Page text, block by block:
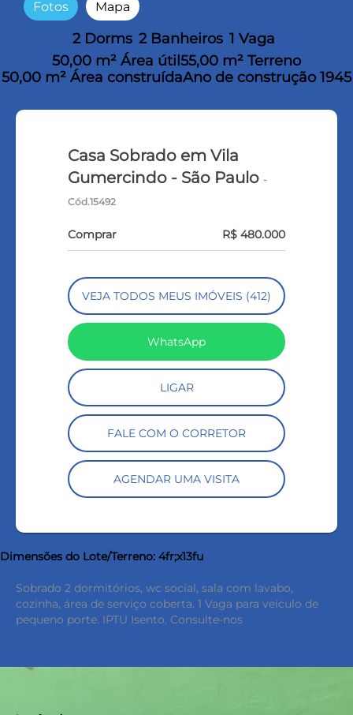
Fotos Mapa
2 Dorms 2 Banheiros 1 Vaga
50,00 m² Área útil55,00 m² Terreno
50,00 m² Área construídaAno de construção 1945
Casa Sobrado em Vila
Gumercindo - São Paulo-
Cód.15492
Comprar R$ 480.000
VEJA TODOS MEUS IMÓVEIS (412)
WhatsApp
LIGAR
FALE COM O CORRETOR
AGENDAR UMA VISITA
Dimensões do Lote/Terreno: 4fr;x13fu
Sobrado 2 dormitórios, wc social, sala com lavabo,
cozinha, área de serviço coberta. 1 Vaga para veículo de
pequeno porte. IPTU Isento. Consulte-nos